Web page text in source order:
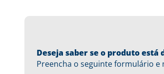
Deseja saber se o produto
Preencha o seguinte formulário